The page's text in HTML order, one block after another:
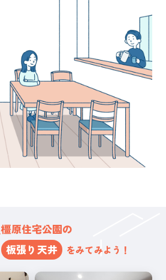
橿原住宅公園の
板張り天井 をみてみよう！